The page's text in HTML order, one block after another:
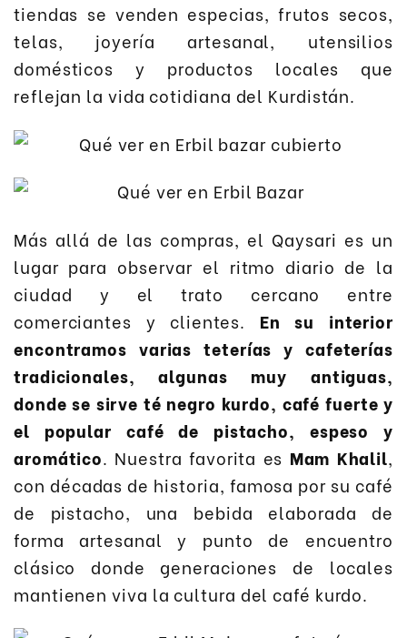
tiendas se venden especias, frutos secos,
telas, joyería artesanal, utensilios
domésticos y productos locales que
reflejan la vida cotidiana del Kurdistán.
Más allá de las compras, el Qaysari es un
lugar para observar el ritmo diario de la
ciudad y el trato cercano entre
comerciantes y clientes. En su interior
encontramos varias teterías y cafeterías
tradicionales, algunas muy antiguas,
donde se sirve té negro kurdo, café fuerte y
el popular café de pistacho, espeso y
aromático. Nuestra favorita es Mam Khalil,
con décadas de historia, famosa por su café
de pistacho, una bebida elaborada de
forma artesanal y punto de encuentro
clásico donde generaciones de locales
mantienen viva la cultura del café kurdo.